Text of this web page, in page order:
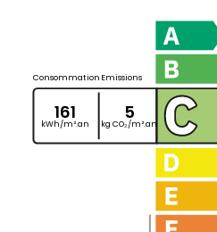
Consommation
161
kWh/m².an
Emissions
5
kg CO₂/m².an